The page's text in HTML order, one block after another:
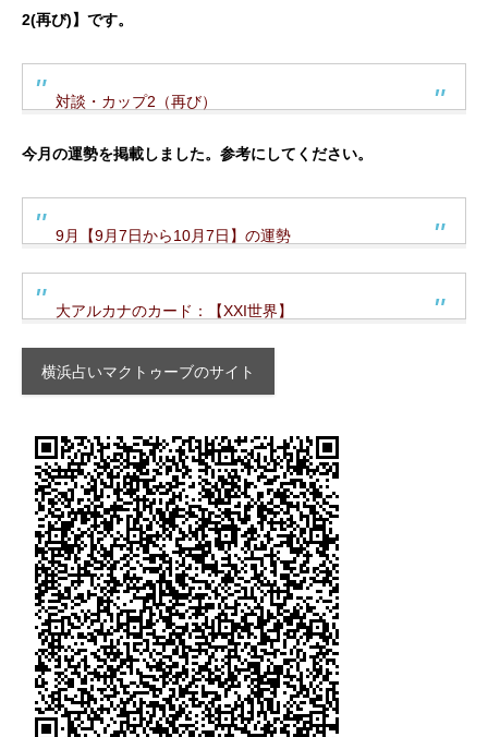
2(再び)】です。
対談・カップ2（再び）
今月の運勢を掲載しました。参考にしてください。
9月【9月7日から10月7日】の運勢
大アルカナのカード：【XXI世界】
横浜占いマクトゥーブのサイト